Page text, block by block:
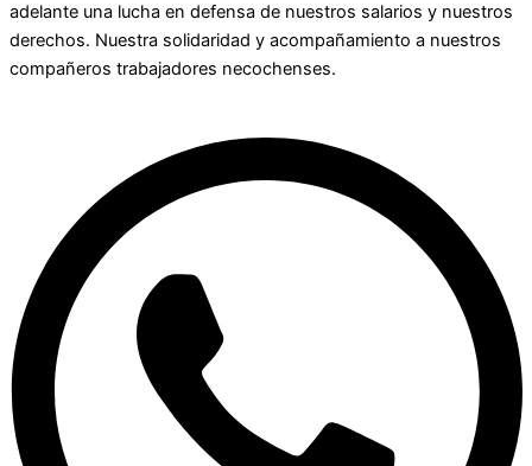
adelante una lucha en defensa de nuestros salarios y nuestros
derechos. Nuestra solidaridad y acompañamiento a nuestros
compañeros trabajadores necochenses.